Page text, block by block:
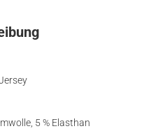
5 % Elasthan